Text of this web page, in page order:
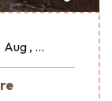
Aug, ...